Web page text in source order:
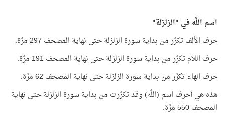
اسم اللَّهفي "الزلزلة"
حرف الألف تكرَّر من بداية سورة الزلزلة حتى نهاية المصحف 297 مرَّة.
حرف اللام تكرَّر من بداية سورة الزلزلة حتى نهاية المصحف 191 مرَّة.
حرف الهاء تكرَّر من بداية سورة الزلزلة حتى نهاية المصحف 62 مرَّة.
هذه هي أحرف اسم (اللَّه) وقد تكرَّرت من بداية سورة الزلزلة حتى نهاية
المصحف 550 مرَّة.